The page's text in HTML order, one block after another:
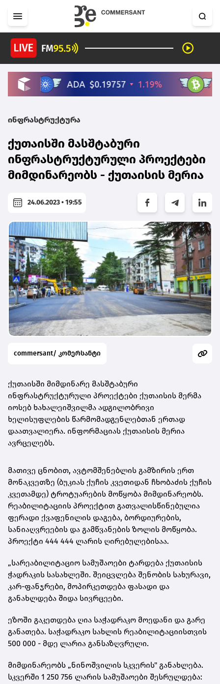
ინფრასტრუქტურა
ქუთაისში მასშტაბური
ინფრასტრუქტურული პროექტები
მიმდინარეობს - ქუთაისის მერია
24.06.2023 • 19:55
commersant/ კომერსანტი
ქუთაისში მიმდინარე მასშტაბური
ინფრასტრუქტურული პროექტები ქუთაისის მერმა
იოსებ ხახალეიშვილმა ადგილობრივი
ხელისუფლების წარმომადგენლებთან ერთად
დაათვალიერა. ინფორმაციას ქუთაისის მერია
ავრცელებს.
მათივე ცნობით, ავტომშენებლის გამზირის ერთ
მონაკვეთზე (ბუკიას ქუჩის კვეთიდან ჩხობაძის ქუჩის
კვეთამდე) ტროტუარების მოწყობა მიმდინარეობს.
რეაბილიტაციის პროექტით გათვალისწინებულია
ფერადი ქვაფენილის დაგება, ბორდიურების,
სანიაღვრეების და გამწვანების ზოლის მოწყობა.
პროექტი 444 444 ლარის ღირებულებისაა.
„სარეაბილიტაციო სამუშაოები ტარდება ქუთაისის
ჭადრაკის სასახლეში. შეიცვლება შენობის სახურავი,
კარ-ფანჯრები, მოპირკეთდება ფასადი და
განახლდება შიდა სივრცეები.
ეზოში გაკეთდება ღია საჭადრაკო მოედანი და გარე
განათება. საჭადრაკო სახლის რეაბილიტაციისთვის
500 000 - მდე ლარია განსაზღვრული.
მიმდინარეობს „ნინოშვილის სკვერის" განახლება.
სკვერში 1 250 756 ლარის სამუშაოები შესრულდება: